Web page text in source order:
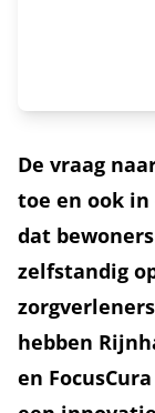
De vraag
toe en ook in
dat
zelfstandig
hebben
en